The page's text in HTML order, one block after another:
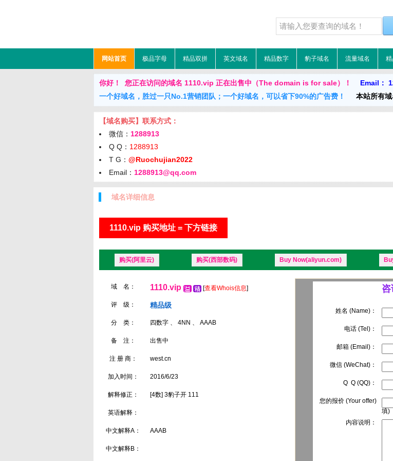
网站首页 极品字母 精品双拼 英文域名 精品数字 豹子域名 流量域名
你好！ 您正在访问的域名 1110.vip 正在出售中（The domain is for sale）！
Email：
一个好域名，胜过一只No.1营销团队；一个好域名，可以省下90%的广告费！
本站所有
【域名购买】联系方式：
微信： 1288913
Q Q： 1288913
T G： @Ruochujian2022
Email： 1288913@qq.com
域名详细信息
1110.vip 购买地址 = 下方链接
购买(阿里云) 购买(西部数码) Buy Now(aliyun.com)
域 名： 1110.vip [查看Whois信息]
评 级： 精品级
分 类： 四数字 、 4NN 、 AAAB
备 注： 出售中
注 册 商： west.cn
加入时间： 2016/6/23
解释修正： [4数] 3豹子开 111
英语解释：
中文解释A： AAAB
中文解释B：
姓名 (Name)：
电话 (Tel)：
邮箱 (Email)：
微信 (WeChat)：
Q Q (QQ)：
您的报价 (Your offer)
填)
内容说明：